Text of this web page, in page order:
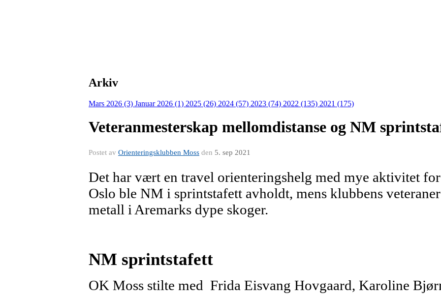
Arkiv
Mars 2026 (3) Januar 2026 (1) 2025 (26) 2024 (57) 2023 (74) 2022 (135) 2021 (175)
Veteranmesterskap mellomdistanse og NM
Postet av Orienteringsklubben Moss den 5. sep 2021
Det har vært en travel orienteringshelg med mye aktivitet
Oslo ble NM i sprintstafett avholdt, mens klubbens
metall i Aremarks dype skoger.
NM sprintstafett
OK Moss stilte med Frida Eisvang Hovgaard, Karoline